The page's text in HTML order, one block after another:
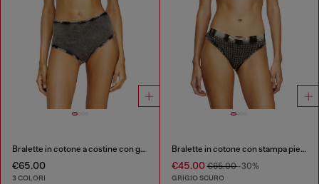
Bralette in cotone a costine con gioiello Oval D
€65.00
3 COLORI
Bralette in cotone con stampa pied de poule
€45.00€65.00-30%
GRIGIO SCURO